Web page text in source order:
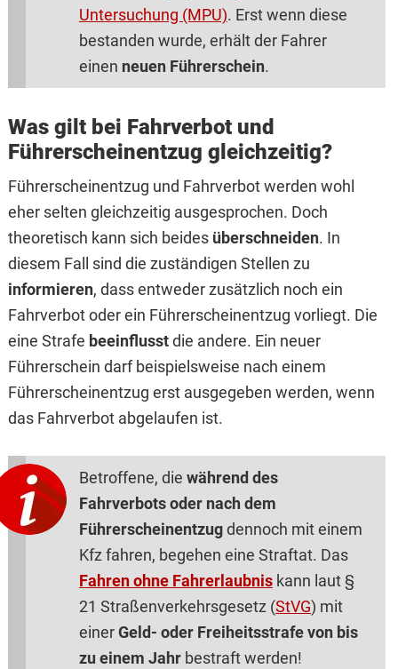
Untersuchung (MPU). Erst wenn diese
bestanden wurde, erhält der Fahrer
einen neuen Führerschein.
Was gilt bei Fahrverbot und
Führerscheinentzug gleichzeitig?
Führerscheinentzug und Fahrverbot werden wohl
eher selten gleichzeitig ausgesprochen. Doch
theoretisch kann sich beides überschneiden. In
diesem Fall sind die zuständigen Stellen zu
informieren, dass entweder zusätzlich noch ein
Fahrverbot oder ein Führerscheinentzug vorliegt. Die
eine Strafe beeinflusstdie andere. Ein neuer
Führerschein darf beispielsweise nach einem
Führerscheinentzug erst ausgegeben werden, wenn
das Fahrverbot abgelaufen ist.
Betroffene, die während des
Fahrverbots oder nach dem
Führerscheinentzugdennoch mit einem
Kfz fahren, begehen eine Straftat. Das
Fahren ohne Fahrerlaubniskann laut §
21 Straßenverkehrsgesetz (StVG) mit
einerGeld- oder Freiheitsstrafe von bis
zu einem Jahrbestraft werden!